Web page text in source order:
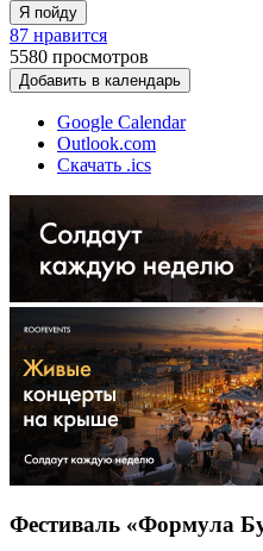
Я пойду
87 нравится
5580 просмотров
Добавить в календарь
Google Calendar
Outlook.com
Скачать .ics
Фестиваль «Формула